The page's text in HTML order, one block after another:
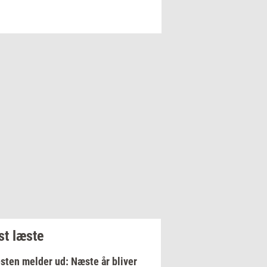
læste
melder ud: Næste år bliver